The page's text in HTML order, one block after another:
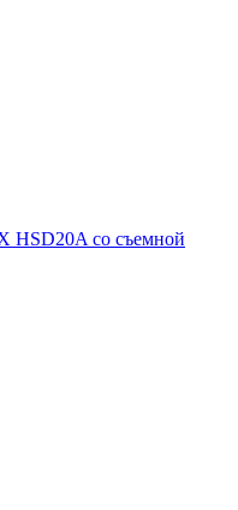
HSD20A со съемной